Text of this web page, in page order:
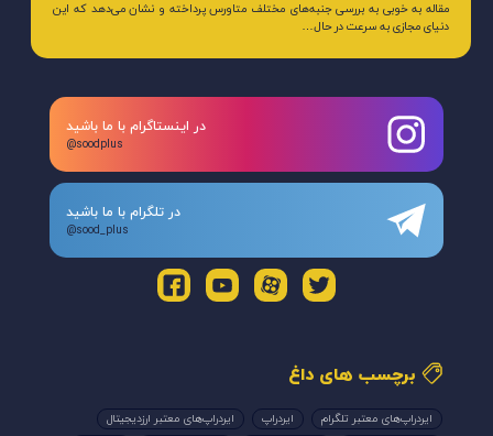
مقاله به خوبی به بررسی جنبه‌های مختلف متاورس پرداخته و نشان می‌دهد که این
دنیای مجازی به سرعت در حال…
در اینستاگرام با ما باشید
@soodplus
در تلگرام با ما باشید
@sood_plus
برچسب های داغ
ایردراپ‌های معتبر تلگرام ایردراپ
ایردراپ‌های معتبر ارزدیجیتال